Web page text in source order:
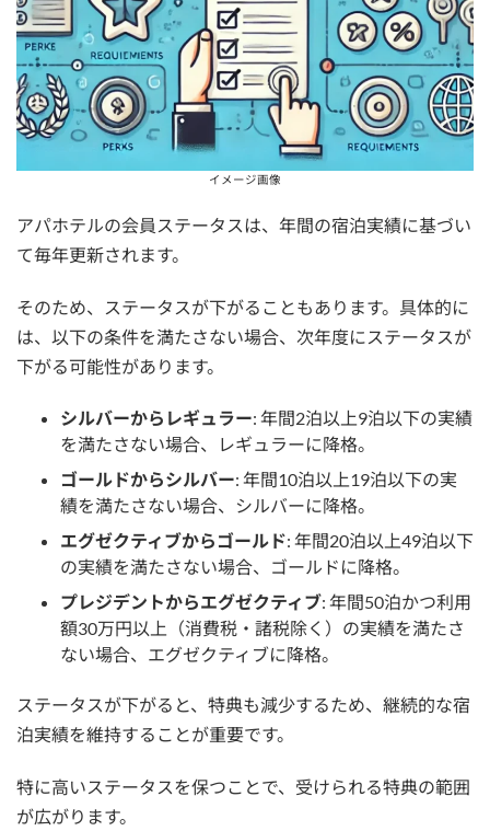
イメージ画像
アパホテルの会員ステータスは、年間の宿泊実績に基づい
て毎年更新されます。
そのため、ステータスが下がることもあります。具体的に
は、以下の条件を満たさない場合、次年度にステータスが
下がる可能性があります。
シルバーからレギュラー: 年間2泊以上9泊以下の実績
を満たさない場合、レギュラーに降格。
ゴールドからシルバー: 年間10泊以上19泊以下の実
績を満たさない場合、シルバーに降格。
エグゼクティブからゴールド: 年間20泊以上49泊以下
の実績を満たさない場合、ゴールドに降格。
プレジデントからエグゼクティブ: 年間50泊かつ利用
額30万円以上（消費税・諸税除く）の実績を満たさ
ない場合、エグゼクティブに降格。
ステータスが下がると、特典も減少するため、継続的な宿
泊実績を維持することが重要です。
特に高いステータスを保つことで、受けられる特典の範囲
が広がります。